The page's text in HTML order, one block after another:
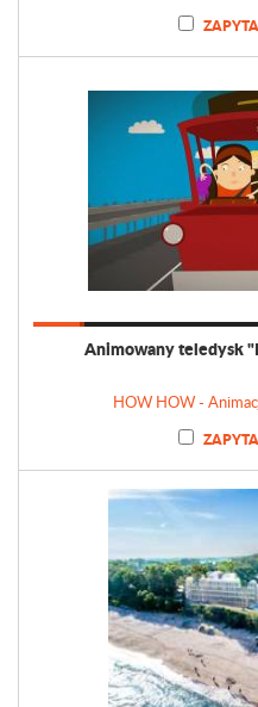
Animowany teledysk
HOW HOW -